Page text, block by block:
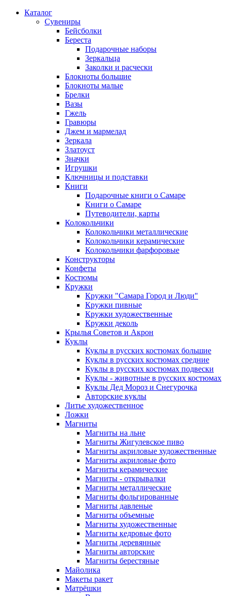
Каталог
Сувениры
Бейсболки
Береста
Подарочные наборы
Зеркальца
Заколки и расчески
Блокноты большие
Блокноты малые
Брелки
Вазы
Гжель
Гравюры
Джем и мармелад
Зеркала
Златоуст
Значки
Игрушки
Ключницы и подставки
Книги
Подарочные книги о Самаре
Книги о Самаре
Путеводители, карты
Колокольчики
Колокольчики металлические
Колокольчики керамические
Колокольчики фарфоровые
Конструкторы
Конфеты
Костюмы
Кружки
Кружки "Самара Город и Люди"
Кружки пивные
Кружки художественные
Кружки деколь
Крылья Советов и Акрон
Куклы
Куклы в русских костюмах большие
Куклы в русских костюмах средние
Куклы в русских костюмах подвески
Куклы - животные в русских костюмах
Куклы Дед Мороз и Снегурочка
Авторские куклы
Литье художественное
Ложки
Магниты
Магниты на льне
Магниты Жигулевское пиво
Магниты акриловые художественные
Магниты акриловые фото
Магниты керамические
Магниты - открывалки
Магниты металлические
Магниты фольгированные
Магниты давленые
Магниты объемные
Магниты художественные
Магниты кедровые фото
Магниты деревянные
Магниты авторские
Магниты берестяные
Майолика
Макеты ракет
Матрёшки